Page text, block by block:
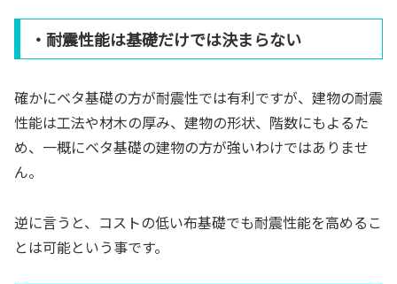
・耐震性能は基礎だけでは決まらない
確かにベタ基礎の方が耐震性では有利ですが、建物の耐震
性能は工法や材木の厚み、建物の形状、階数にもよるた
め、一概にベタ基礎の建物の方が強いわけではありませ
ん。
逆に言うと、コストの低い布基礎でも耐震性能を高めるこ
とは可能という事です。